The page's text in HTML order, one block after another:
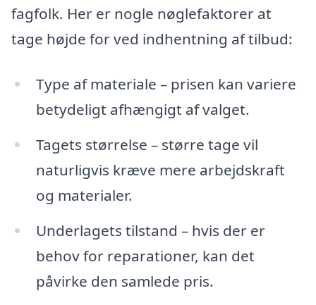
fagfolk. Her er nogle nøglefaktorer at
tage højde for ved indhentning af tilbud:
Type af materiale – prisen kan variere
betydeligt afhængigt af valget.
Tagets størrelse – større tage vil
naturligvis kræve mere arbejdskraft
og materialer.
Underlagets tilstand – hvis der er
behov for reparationer, kan det
påvirke den samlede pris.